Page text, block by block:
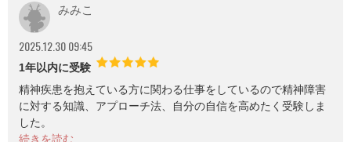
【総合アクセス部門】をランキ
ング形式でご紹介。
みみこ
2025.12.30 09:45
1年以内に受験
精神疾患を抱えている方に関わる仕事をしているので精神障害
に対する知識、アプローチ法、自分の自信を高めたく受験しま
した。
テキストは多過ぎず少な過ぎず負担感のないちょうどいい量で